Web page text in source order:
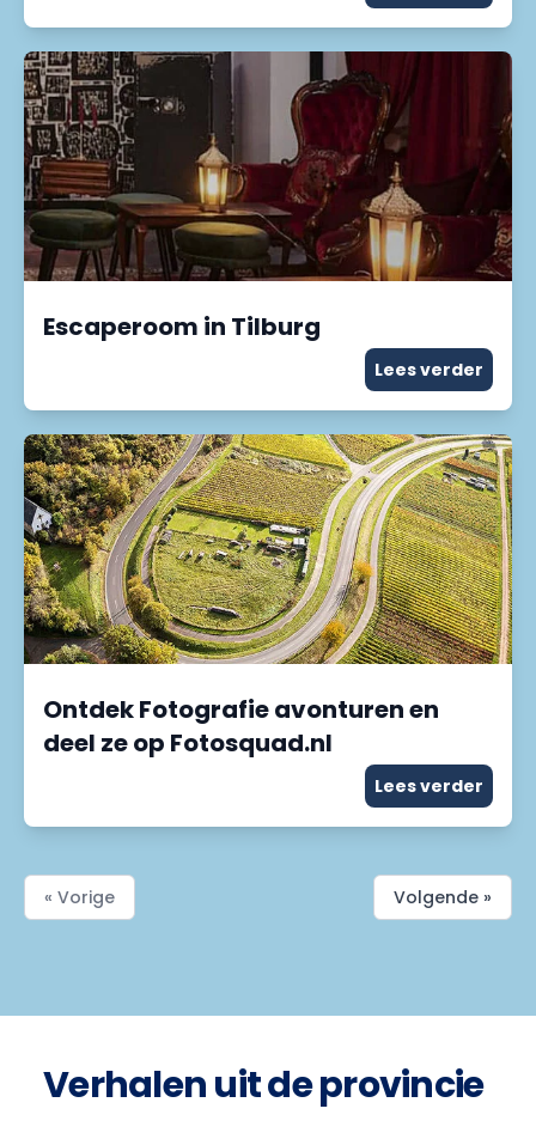
Escaperoom in Tilburg
Lees verder
Ontdek Fotografie avonturen en
deel ze op Fotosquad.nl
Lees verder
« Vorige Volgende »
Verhalen uit de provincie